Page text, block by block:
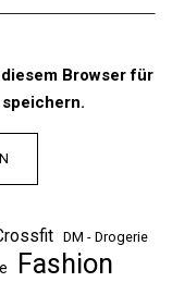
Browser für
DM - Drogerie
Fashion